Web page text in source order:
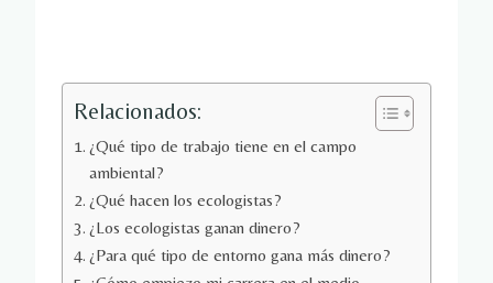
Relacionados:
¿Qué tipo de trabajo tiene en el campo
ambiental?
¿Qué hacen los ecologistas?
¿Los ecologistas ganan dinero?
¿Para qué tipo de entorno gana más dinero?